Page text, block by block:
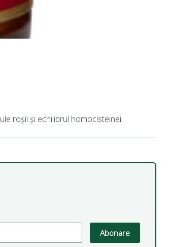
roșii și echilibrul homocisteinei.
Abonare